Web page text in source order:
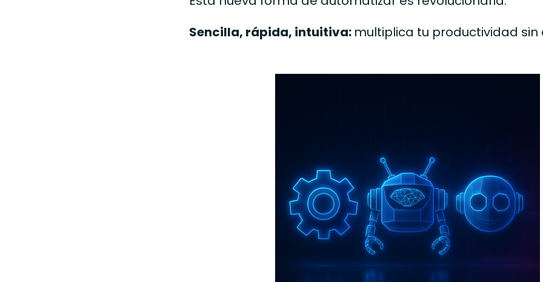
Sencilla, rápida, intuitiva: multiplica tu productividad sin